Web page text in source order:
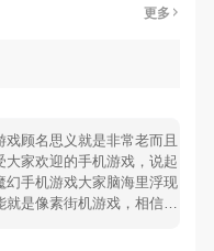
更多
戏顾名思义就是非常老而且
大家欢迎的手机游戏，说起
幻手机游戏大家脑海里浮现
就是像素街机游戏，相信很